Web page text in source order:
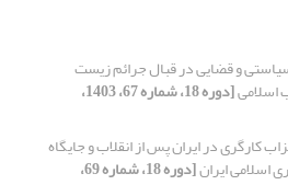
و قضایی در قبال جرائم زیست
اسلامی [دوره 18، شماره 67، 1403،
کارگری در ایران پس از انقلاب و جایگاه
ایران [دوره 18، شماره 69،